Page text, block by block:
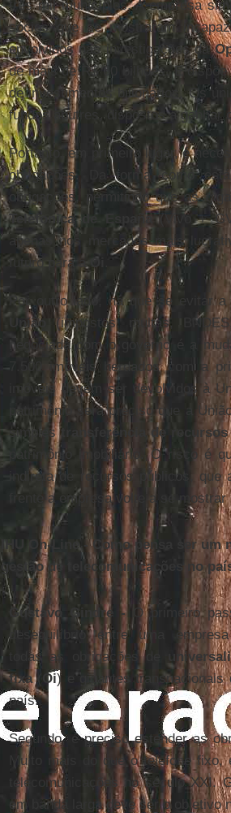
três mil municípios. A empresa
sócios que se mostraram
envolvidos nas investigações da
de mais de R$ 60 bilhões. E
de investimentos bilionários. Os
fundos abutres, dispostos a ganhar
Portanto, em primeiro lugar, é
obrigações. Da forma como
obrigações, permitindo que as
Telefonica de España(Vivo +
apenas nos mercados mais
futuro para a Oi
Por outro lado, há que se evitar
União
(impostos, multas,
negociada com o governo é a
7.500 imóveis herdados com a
imóveis devem ser devolvidos à
patrimônio será preciso que a
simplestransferência de
patrimônio imobiliário. O risco é
indireta de recursos públicos,
frente a empresa volte a se
IHU On-Line - Como pensa ser um
gestão de telecomunicações no
Gustavo Gindre -O primeiro
desequilíbrio entre uma empresa
todas as obrigações de
fixa( Oi) e gigantes
país.
Segundo, é preciso estender as
Muito mais do que o telefone
telecomunicações no século XXI.
em banda larga deve ser o objetivo